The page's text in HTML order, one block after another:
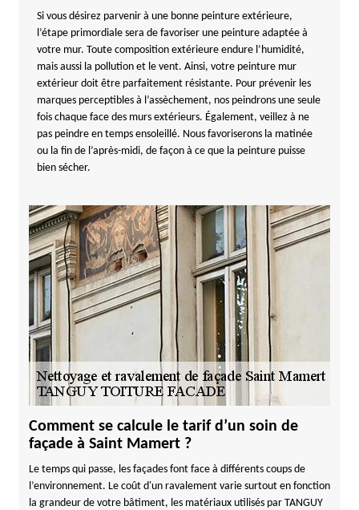
Si vous désirez parvenir à une bonne peinture extérieure,
l’étape primordiale sera de favoriser une peinture adaptée à
votre mur. Toute composition extérieure endure l’humidité,
mais aussi la pollution et le vent. Ainsi, votre peinture mur
extérieur doit être parfaitement résistante. Pour prévenir les
marques perceptibles à l’assèchement, nos peindrons une seule
fois chaque face des murs extérieurs. Également, veillez à ne
pas peindre en temps ensoleillé. Nous favoriserons la matinée
ou la fin de l’après-midi, de façon à ce que la peinture puisse
bien sécher.
Comment se calcule le tarif d’un soin de
façade à Saint Mamert ?
Le temps qui passe, les façades font face à différents coups de
l’environnement. Le coût d'un ravalement varie surtout en fonction
la grandeur de votre bâtiment, les matériaux utilisés par TANGUY